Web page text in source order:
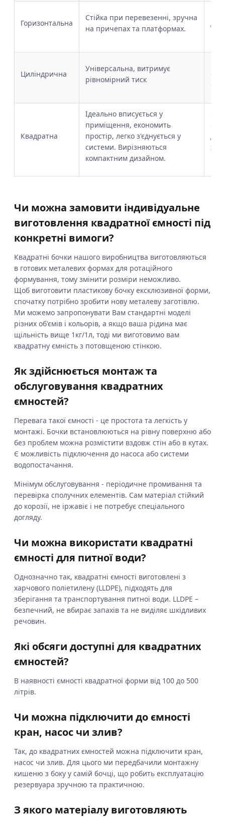
Горизонтальна
Стійка при перевезенні, зручна
на причепах та платформах.
Циліндрична
Універсальна, витримує
рівномірний тиск
Квадратна
Ідеально вписується у
приміщення, економить
простір, легко з'єднується у
системи. Вирізняються
компактним дизайном.
до
Чи можна замовити індивідуальне
виготовлення квадратної ємності під
конкретні вимоги?
Квадратні бочки нашого виробництва виготовляються
в готових металевих формах для ротаційного
формування, тому змінити розміри неможливо.
Щоб виготовити пластикову бочку ексклюзивної форми,
спочатку потрібно зробити нову металеву заготівлю.
Ми можемо запропонувати Вам стандартні моделі
різних об'ємів і кольорів, а якщо ваша рідина має
щільність вище 1кг/1л, тоді ми виготовимо вам
квадратну ємність з потовщеною стінкою.
Як здійснюється монтаж та
обслуговування квадратних
ємностей?
Перевага такої ємності - це простота та легкість у
монтажі. Бочки встановлюються на рівну поверхню або
без проблем можна розмістити вздовж стін або в кутах.
Є можливість підключення до насоса або системи
водопостачання.
Мінімум обслуговування - періодичне промивання та
перевірка сполучних елементів. Сам матеріал стійкий
до корозії, не іржавіє і не потребує спеціального
догляду.
Чи можна використати квадратні
ємності для питної води?
Однозначно так, квадратні ємності виготовлені з
харчового поліетилену (LLDPE), підходять для
зберігання та транспортування питної води. LLDPE –
безпечний, не вбирає запахів та не виділяє шкідливих
речовин.
Які обсяги доступні для квадратних
ємностей?
В наявності ємності квадратної форми від 100 до 500
літрів.
Чи можна підключити до ємності
кран, насос чи злив?
Так, до квадратних ємностей можна підключити кран,
насос чи злив. Для цього ми передбачили монтажну
кишеню з боку у самій бочці, що робить експлуатацію
резервуара зручною та практичною.
З якого матеріалу виготовляють